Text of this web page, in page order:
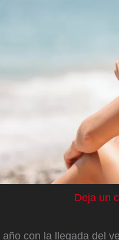
Deja un
año con la llegada del